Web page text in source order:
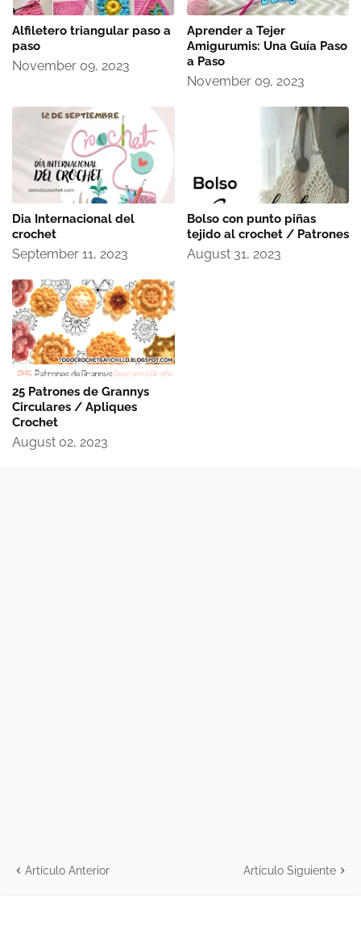
Alfiletero triangular paso a
paso
November 09, 2023
Aprender a Tejer
Amigurumis: Una Guía Paso
a Paso
November 09, 2023
Dia Internacional del
crochet
September 11, 2023
Bolso con punto piñas
tejido al crochet / Patrones
August 31, 2023
25 Patrones de Grannys
Circulares / Apliques
Crochet
August 02, 2023
Artículo Anterior Artículo Siguiente